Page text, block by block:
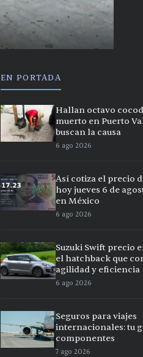
EN PORTADA
Hallan octavo
muerto en Puerto
buscan la causa
6 ago 2026
Así cotiza el precio
hoy jueves 6 de
en México
6 ago 2026
Suzuki Swift precio
el hatchback que
agilidad y eficiencia
6 ago 2026
Seguros para viajes
internacionales: tu
componentes
7 ago 2026